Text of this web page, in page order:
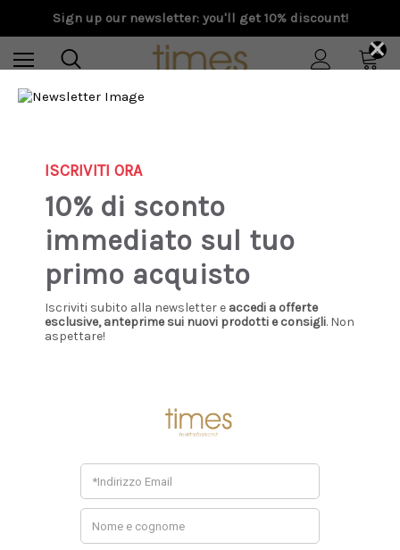
Sign up our newsletter: you'll get 10% discount!
0
×
ISCRIVITI ORA
10% di sconto
immediato sul tuo
primo acquisto
Iscriviti subito alla newsletter e accedi a offerte
esclusive, anteprime sui nuovi prodotti e consigli. Non
aspettare!